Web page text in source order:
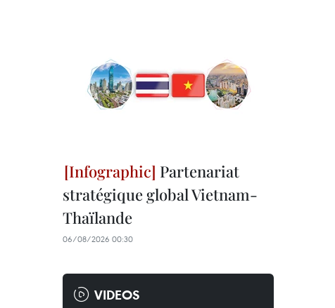
Partenariat
stratégique global Vietnam-
Thaïlande
06/08/2026 00:30
VIDEOS